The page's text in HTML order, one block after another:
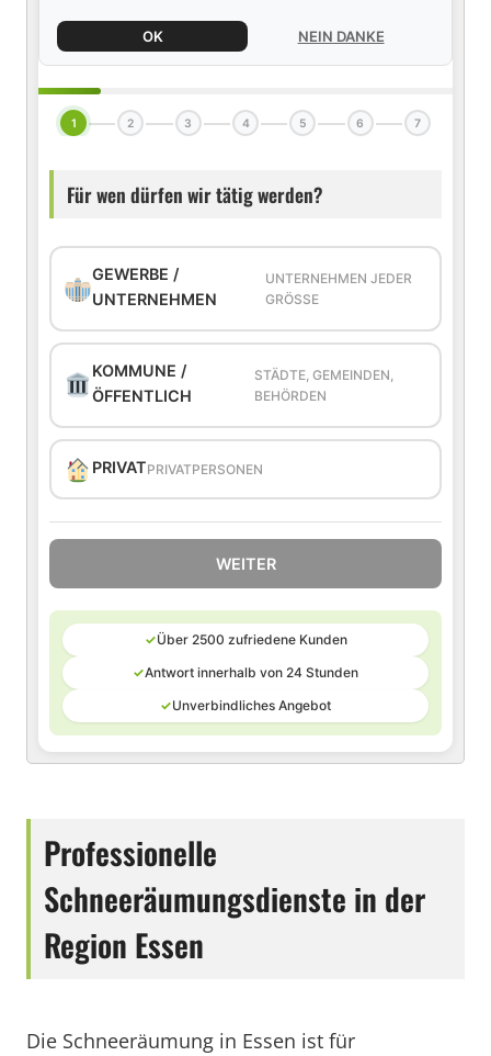
OK NEIN DANKE
1 2 3 4 5 6 7
Für wen dürfen wir tätig werden?
GEWERBE /
UNTERNEHMEN
UNTERNEHMEN JEDER
GRÖSSE
KOMMUNE /
ÖFFENTLICH
STÄDTE, GEMEINDEN,
BEHÖRDEN
PRIVATPRIVATPERSONEN
WEITER
✓Über 2500 zufriedene Kunden
✓Antwort innerhalb von 24 Stunden
✓Unverbindliches Angebot
Professionelle
Schneeräumungsdienste in der
Region Essen
Die Schneeräumung in Essen ist für